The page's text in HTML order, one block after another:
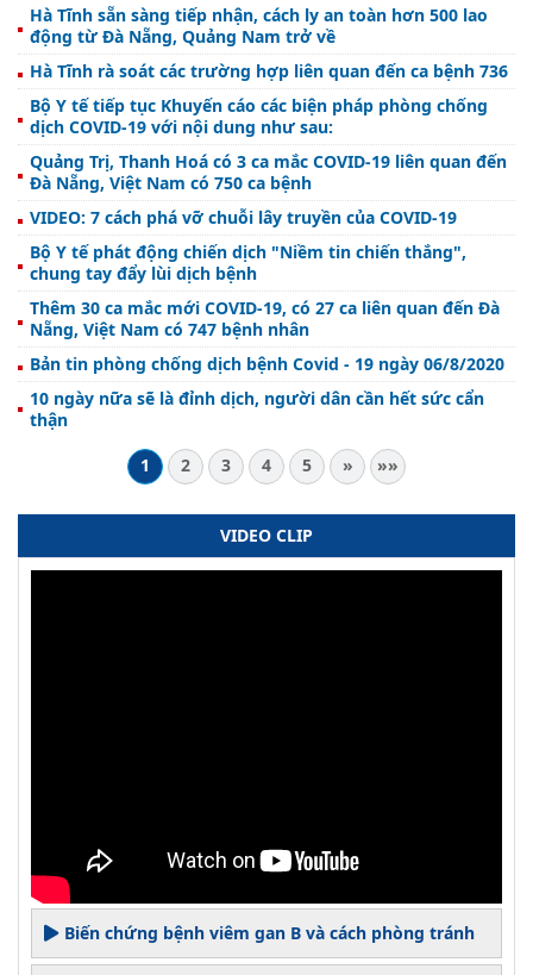
Hà Tĩnh sẵn sàng tiếp nhận, cách ly an toàn hơn 500 lao
động từ Đà Nẵng, Quảng Nam trở về
Hà Tĩnh rà soát các trường hợp liên quan đến ca bệnh 736
Bộ Y tế tiếp tục Khuyến cáo các biện pháp phòng chống
dịch COVID-19 với nội dung như sau:
Quảng Trị, Thanh Hoá có 3 ca mắc COVID-19 liên quan đến
Đà Nẵng, Việt Nam có 750 ca bệnh
VIDEO: 7 cách phá vỡ chuỗi lây truyền của COVID-19
Bộ Y tế phát động chiến dịch "Niềm tin chiến thắng",
chung tay đẩy lùi dịch bệnh
Thêm 30 ca mắc mới COVID-19, có 27 ca liên quan đến Đà
Nẵng, Việt Nam có 747 bệnh nhân
Bản tin phòng chống dịch bệnh Covid - 19 ngày 06/8/2020
10 ngày nữa sẽ là đỉnh dịch, người dân cần hết sức cẩn
thận
1
2 3 4 5 » »»
VIDEO CLIP
Biến chứng bệnh viêm gan B và cách phòng tránh